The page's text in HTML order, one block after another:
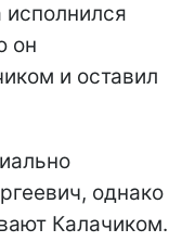
он
и оставил
однако
Калачиком.